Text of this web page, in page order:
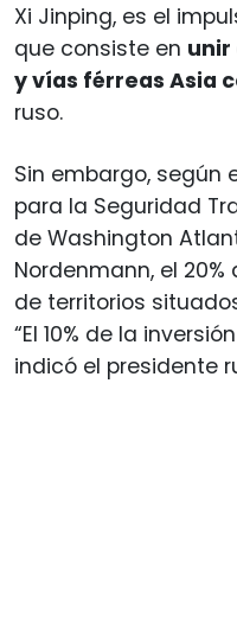
Xi Jinping, es el
que consiste en unir
y vías férreas Asia
ruso.
Sin embargo, según
para la Seguridad
de Washington
Nordenmann, el 20%
de territorios
“El 10% de la
indicó el presidente